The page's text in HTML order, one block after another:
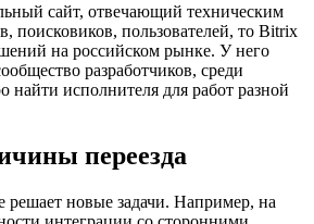
сайт, отвечающий техническим
поисковиков, пользователей, то Bitrix
на российском рынке. У него
разработчиков, среди
найти исполнителя для работ разной
переезда
решает новые задачи. Например, на